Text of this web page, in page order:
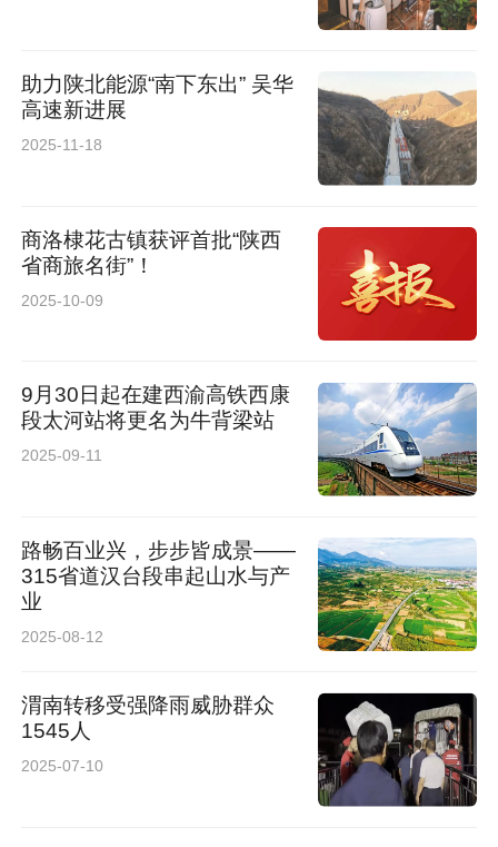
助力陕北能源“南下东出” 吴华
高速新进展
2025-11-18
商洛棣花古镇获评首批“陕西
省商旅名街”！
2025-10-09
9月30日起在建西渝高铁西康
段太河站将更名为牛背梁站
2025-09-11
路畅百业兴，步步皆成景——
315省道汉台段串起山水与产
业
2025-08-12
渭南转移受强降雨威胁群众
1545人
2025-07-10